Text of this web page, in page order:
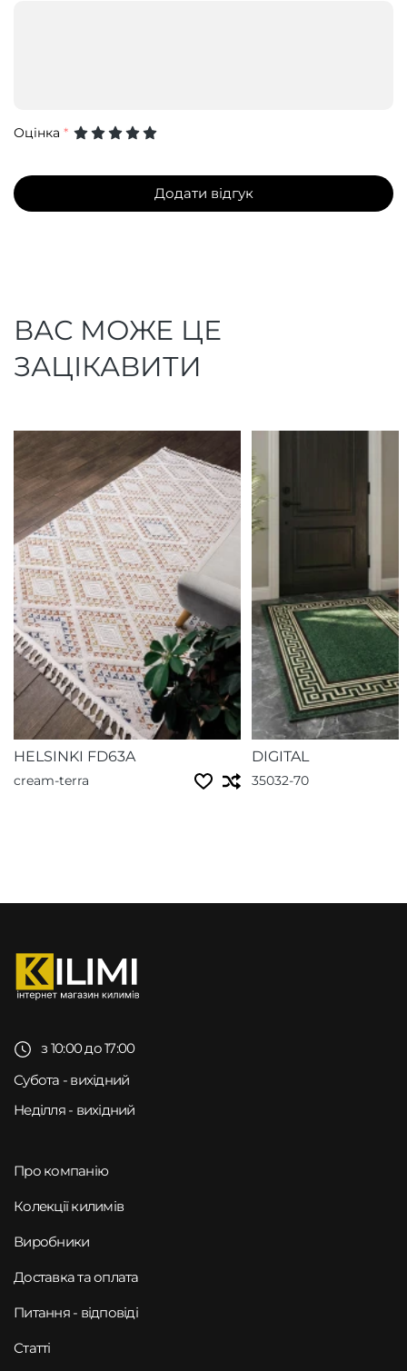
Оцінка *
Додати відгук
ВАС МОЖЕ ЦЕ
ЗАЦІКАВИТИ
HELSINKI FD63A
cream-terra
DIGITAL
35032-70
з 10:00 до 17:00
Субота - вихідний
Неділля - вихідний
Про компанію
Колекції килимів
Виробники
Доставка та оплата
Питання - відповіді
Статті